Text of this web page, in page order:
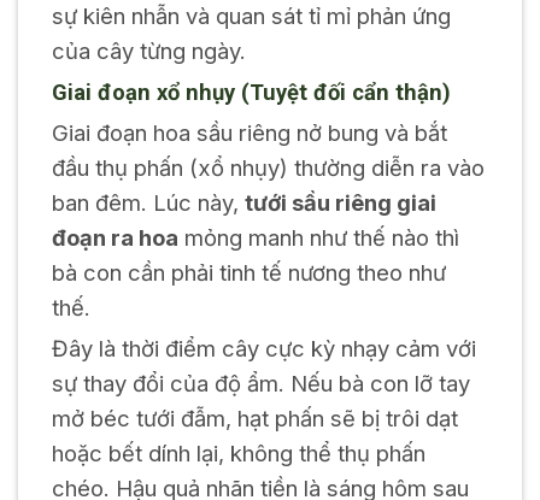
sự kiên nhẫn và quan sát tỉ mỉ phản ứng
của cây từng ngày.
Giai đoạn xổ nhụy (Tuyệt đối cẩn thận)
Giai đoạn hoa sầu riêng nở bung và bắt
đầu thụ phấn (xổ nhụy) thường diễn ra vào
ban đêm. Lúc này, tưới sầu riêng giai
đoạn ra hoa mỏng manh như thế nào thì
bà con cần phải tinh tế nương theo như
thế.
Đây là thời điểm cây cực kỳ nhạy cảm với
sự thay đổi của độ ẩm. Nếu bà con lỡ tay
mở béc tưới đẫm, hạt phấn sẽ bị trôi dạt
hoặc bết dính lại, không thể thụ phấn
chéo. Hậu quả nhãn tiền là sáng hôm sau